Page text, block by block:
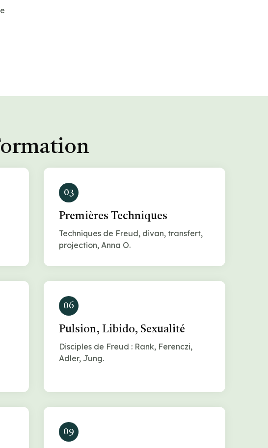
03
Premières Techniques
Techniques de Freud, divan, transfert,
projection, Anna O.
06
Pulsion, Libido, Sexualité
Disciples de Freud : Rank, Ferenczi,
Adler, Jung.
09